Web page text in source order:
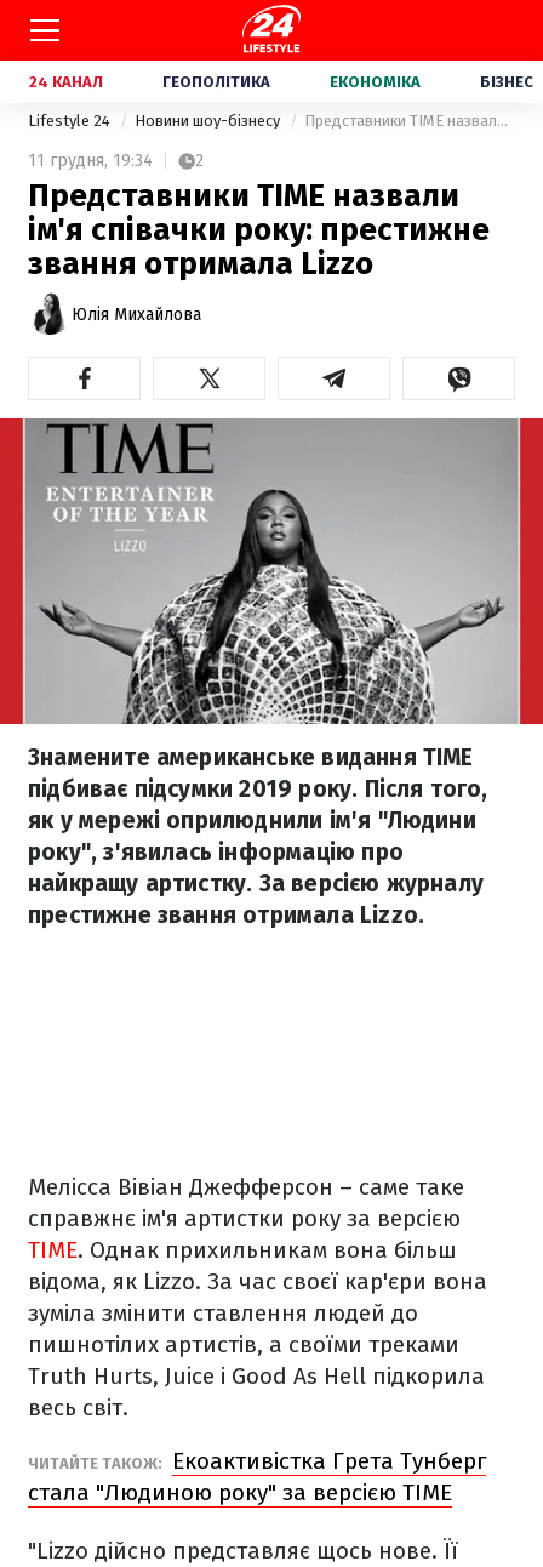
24 КАНАЛ ГЕОПОЛІТИКА ЕКОНОМІКА БІЗНЕС
Lifestyle 24 Новини шоу-бізнесу Представники TIME назвали ім'я співачки року: престижне звання отримала Lizzo
11 грудня, 19:34 2
Представники TIME назвали
ім'я співачки року: престижне
звання отримала Lizzo
Юлія Михайлова
Знамените американське видання TIME
підбиває підсумки 2019 року. Після того,
як у мережі оприлюднили ім'я "Людини
року", з'явилась інформацію про
найкращу артистку. За версією журналу
престижне звання отримала Lizzo.
Мелісса Вівіан Джефферсон – саме таке
справжнє ім'я артистки року за версією
TIME. Однак прихильникам вона більш
відома, як Lizzo. За час своєї кар'єри вона
зуміла змінити ставлення людей до
пишнотілих артистів, а своїми треками
Truth Hurts, Juice і Good As Hell підкорила
весь світ.
ЧИТАЙТЕ ТАКОЖ:
Екоактивістка Грета Тунберг
стала "Людиною року" за версією TIME
"Lizzo дійсно представляє щось нове. Її